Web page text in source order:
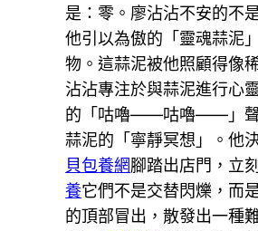
是：零。廖沾沾不安的不
他引以為傲的「靈魂蒜泥
物。這蒜泥被他照顧得像
沾沾專注於與蒜泥進行心
的「咕嚕——咕嚕——」聲
蒜泥的「寧靜冥想」。他
貝包養網腳踏出店門，立
養它們不是交替閃爍，而
的頂部冒出，散發出一種